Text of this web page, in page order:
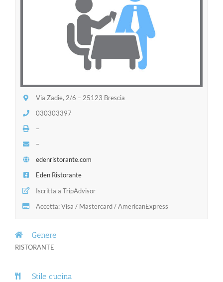
Via Zadie, 2/6 – 25123 Brescia
030303397
–
–
edenristorante.com
Eden Ristorante
Iscritta a TripAdvisor
Accetta: Visa / Mastercard / AmericanExpress
Genere
RISTORANTE
Stile cucina